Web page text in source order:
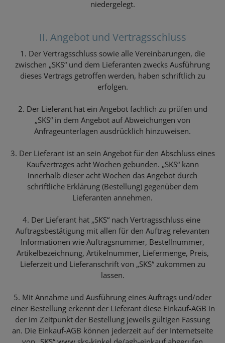
niedergelegt.
II. Angebot und Vertragsschluss
1. Der Vertragsschluss sowie alle Vereinbarungen, die
zwischen „SKS“ und dem Lieferanten zwecks Ausführung
dieses Vertrags getroffen werden, haben schriftlich zu
erfolgen.
2. Der Lieferant hat ein Angebot fachlich zu prüfen und
„SKS“ in dem Angebot auf Abweichungen von
Anfrageunterlagen ausdrücklich hinzuweisen.
3. Der Lieferant ist an sein Angebot für den Abschluss eines
Kaufvertrages acht Wochen gebunden. „SKS“ kann
innerhalb dieser acht Wochen das Angebot durch
schriftliche Erklärung (Bestellung) gegenüber dem
Lieferanten annehmen.
4. Der Lieferant hat „SKS“ nach Vertragsschluss eine
Auftragsbestätigung mit allen für den Auftrag relevanten
Informationen wie Auftragsnummer, Bestellnummer,
Artikelbezeichnung, Artikelnummer, Liefermenge, Preis,
Lieferzeit und Lieferanschrift von „SKS“ zukommen zu
lassen.
5. Mit Annahme und Ausführung eines Auftrags und/oder
einer Bestellung erkennt der Lieferant diese Einkauf-AGB in
der im Zeitpunkt der Bestellung jeweils gültigen Fassung
an. Die Einkauf-AGB können jederzeit auf der Internetseite